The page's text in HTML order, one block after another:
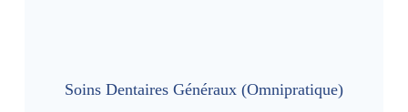
Soins Dentaires Généraux (Omnipratique)